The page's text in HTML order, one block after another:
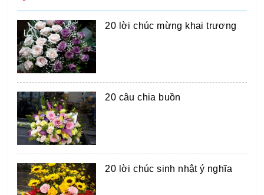
20 lời chúc mừng khai trương
20 câu chia buồn
20 lời chúc sinh nhật ý nghĩa